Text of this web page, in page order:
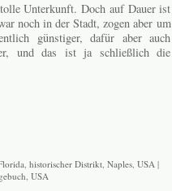
Unterkunft. Doch auf Dauer ist
noch in der Stadt, zogen aber um
günstiger, dafür aber auch
und das ist ja schließlich die
historischer Distrikt Naples USA |
USA